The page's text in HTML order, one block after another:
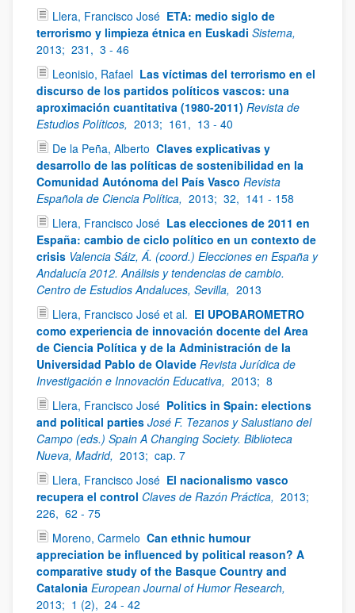
Llera, Francisco José ETA: medio siglo de
terrorismo y limpieza étnica en Euskadi Sistema,
2013; 231, 3 - 46
Leonisio, Rafael Las víctimas del terrorismo en el
discurso de los partidos políticos vascos: una
aproximación cuantitativa (1980-2011) Revista de
Estudios Políticos, 2013; 161, 13 - 40
De la Peña, Alberto Claves explicativas y
desarrollo de las políticas de sostenibilidad en la
Comunidad Autónoma del País Vasco Revista
Española de Ciencia Política, 2013; 32, 141 - 158
Llera, Francisco José Las elecciones de 2011 en
España: cambio de ciclo político en un contexto de
crisis Valencia Sáiz, Á. (coord.) Elecciones en España y
Andalucía 2012. Análisis y tendencias de cambio.
Centro de Estudios Andaluces, Sevilla, 2013
Llera, Francisco José et al. El UPOBAROMETRO
como experiencia de innovación docente del Area
de Ciencia Política y de la Administración de la
Universidad Pablo de Olavide Revista Jurídica de
Investigación e Innovación Educativa, 2013; 8
Llera, Francisco José Politics in Spain: elections
and political parties José F. Tezanos y Salustiano del
Campo (eds.) Spain A Changing Society. Biblioteca
Nueva, Madrid, 2013; cap. 7
Llera, Francisco José El nacionalismo vasco
recupera el control Claves de Razón Práctica, 2013;
226, 62 - 75
Moreno, Carmelo Can ethnic humour
appreciation be influenced by political reason? A
comparative study of the Basque Country and
Catalonia European Journal of Humor Research,
2013; 1 (2), 24 - 42